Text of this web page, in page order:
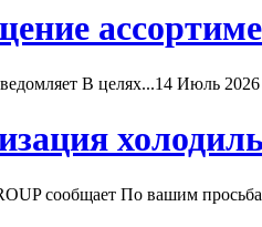
В целях...14 Июль 2026
сообщает По вашим